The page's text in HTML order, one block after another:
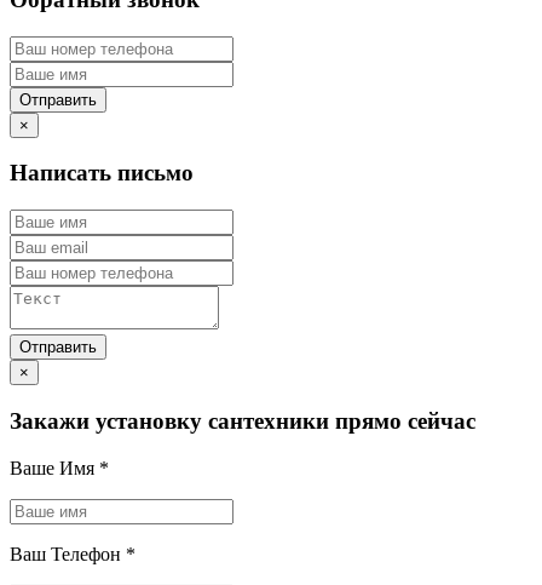
×
Написать письмо
×
Закажи установку сантехники прямо сейчас
Ваше Имя *
Ваш Телефон *